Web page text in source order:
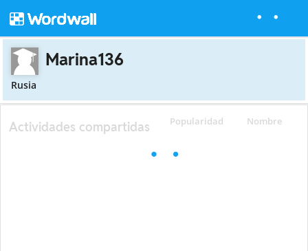
Marina136
Rusia
Popularidad Nombre
Actividades compartidas